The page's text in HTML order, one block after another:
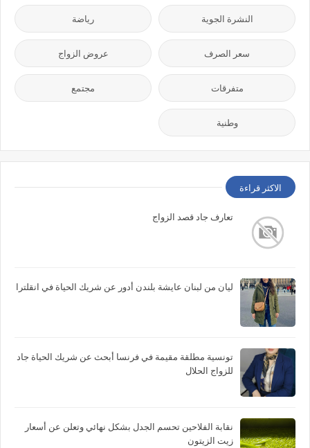
النشرة الجوية رياضة
سعر الصرف عروض الزواج
متفرقات مجتمع
وطنية
الاكثر قراءة
تعارف جاد قصد الزواج
ليان من لبنان عايشة بلندن أدور عن شريك الحياة في انقلترا
تونسية مطلقة مقيمة في فرنسا أبحث عن شريك الحياة جاد
للزواج الحلال
نقابة الفلاحين تحسم الجدل بشكل نهائي وتعلن عن أسعار
زيت الزيتون